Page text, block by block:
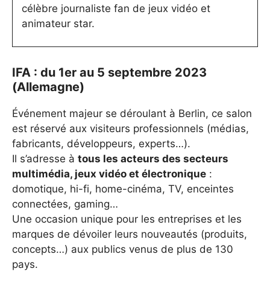
célèbre journaliste fan de jeux vidéo et
animateur star.
IFA : du 1er au 5 septembre 2023
(Allemagne)
Événement majeur se déroulant à Berlin, ce salon
est réservé aux visiteurs professionnels (médias,
fabricants, développeurs, experts…).
Il s’adresse à tous les acteurs des secteurs
multimédia, jeux vidéo et électronique :
domotique, hi-fi, home-cinéma, TV, enceintes
connectées, gaming…
Une occasion unique pour les entreprises et les
marques de dévoiler leurs nouveautés (produits,
concepts…) aux publics venus de plus de 130
pays.